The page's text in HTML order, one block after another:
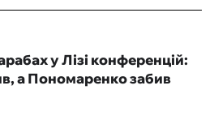
у Лізі конференцій:
а Пономаренко забив